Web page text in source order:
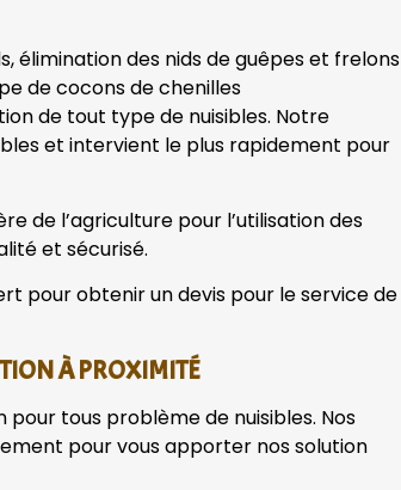
élimination des nids de guêpes et frelons
de cocons de chenilles
de tout type de nuisibles. Notre
et intervient le plus rapidement pour
de l’agriculture pour l’utilisation des
et sécurisé.
pour obtenir un devis pour le service de
À PROXIMITÉ
tous problème de nuisibles. Nos
pour vous apporter nos solution